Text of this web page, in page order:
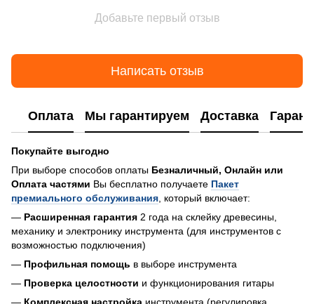
Добавьте первый отзыв
Написать отзыв
Оплата Мы гарантируем Доставка
Покупайте выгодно
При выборе способов оплаты Безналичный, Онлайн или
Оплата частями Вы бесплатно получаете Пакет
премиального обслуживания , который включает:
— Расширенная гарантия 2 года на склейку древесины,
механику и электронику инструмента (для инструментов с
возможностью подключения)
— Профильная помощь в выборе инструмента
— Проверка целостности и функционирования гитары